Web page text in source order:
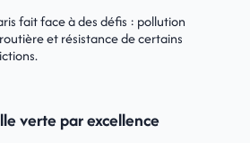
fait face à des défis : pollution
et résistance de certains
verte par excellence